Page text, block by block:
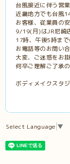
台風接近に伴う営
近畿地方でも台風
お客様、従業員の
9/19(月)はJR尼崎
17時、午後5時まで
お電話等のお問い
大変、ご迷惑をお
何卒ご理解ご了承
ボディメイクスタ
Select Language ▼